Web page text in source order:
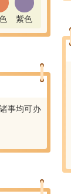
紫色
事均可办